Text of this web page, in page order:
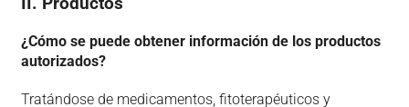
¿Cómo se puede obtener información de los productos
autorizados?
Tratándose de medicamentos, fitoterapéuticos y